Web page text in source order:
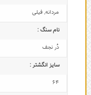
مردانه,فیلی
نام سنگ :
دُر نجف
سایز انگشتر :
64